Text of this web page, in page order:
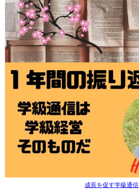
成長を促す学級通信